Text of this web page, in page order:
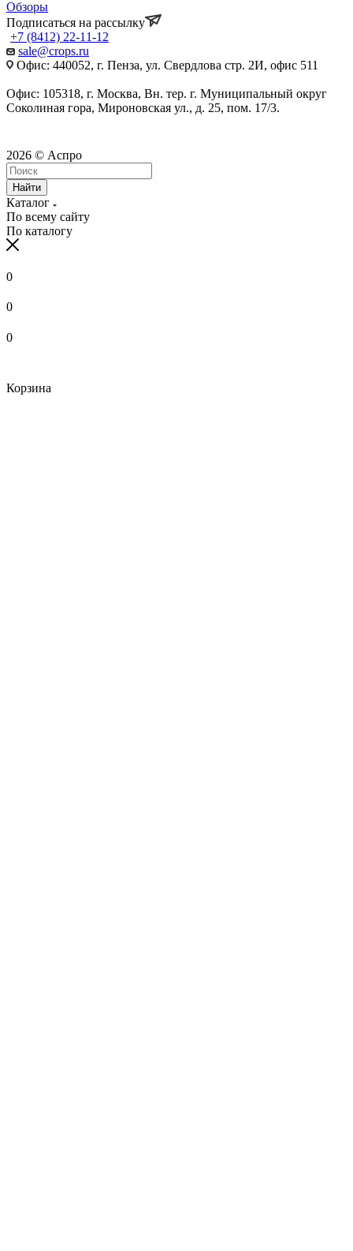
Обзоры
Подписаться на рассылку
+7 (8412) 22-11-12
sale@crops.ru
Офис: 440052, г. Пенза, ул. Свердлова стр. 2И, офис 511
Офис: 105318, г. Москва, Вн. тер. г. Муниципальный округ
Соколиная гора, Мироновская ул., д. 25, пом. 17/3.
2026 © Аспро
Найти
Каталог
По всему сайту
По каталогу
0
0
0
Корзина